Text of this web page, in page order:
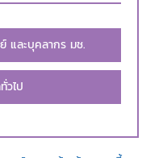
และบุคลากร มช.
วไป